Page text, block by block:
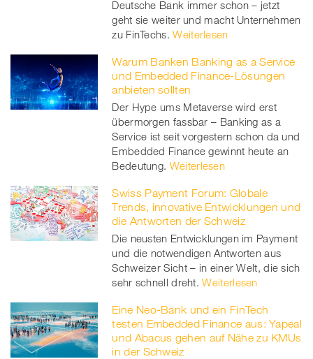
Deutsche Bank immer schon – jetzt
geht sie weiter und macht Unternehmen
zu FinTechs. Weiterlesen
Warum Banken Banking as a Service
und Embedded Finance-Lösungen
anbieten sollten
Der Hype ums Metaverse wird erst
übermorgen fassbar – Banking as a
Service ist seit vorgestern schon da und
Embedded Finance gewinnt heute an
Bedeutung. Weiterlesen
Swiss Payment Forum: Globale
Trends, innovative Entwicklungen und
die Antworten der Schweiz
Die neusten Entwicklungen im Payment
und die notwendigen Antworten aus
Schweizer Sicht – in einer Welt, die sich
sehr schnell dreht. Weiterlesen
Eine Neo-Bank und ein FinTech
testen Embedded Finance aus: Yapeal
und Abacus gehen auf Nähe zu KMUs
in der Schweiz